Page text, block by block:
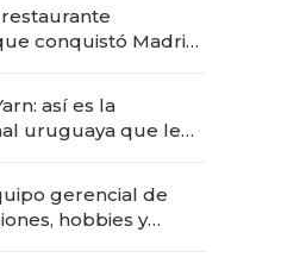
conquistó Madrid:
y prepara apertura
así es la
uruguaya que le
gerencial de
hobbies y